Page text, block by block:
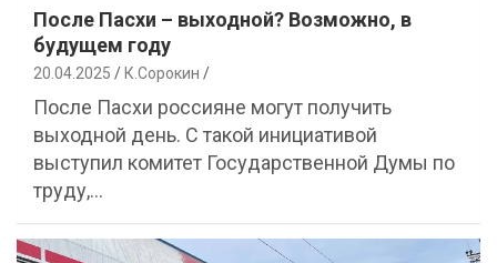
После Пасхи – выходной? Возможно, в
будущем году
20.04.2025 К.Сорокин
После Пасхи россияне могут получить
выходной день. С такой инициативой
выступил комитет Государственной Думы по
труду,…